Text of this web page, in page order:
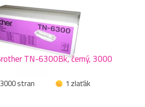
TN-6300Bk, černý, 3000
3000 stran
1 zlaťák